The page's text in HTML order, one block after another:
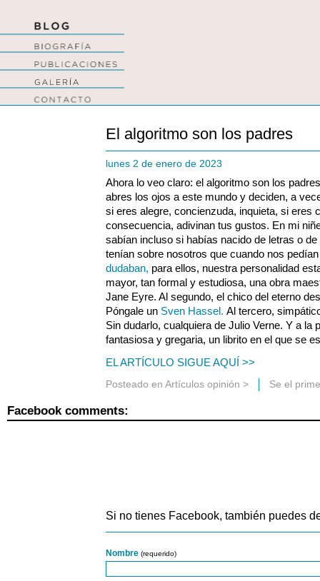
El algoritmo son los padres
lunes 2 de enero de 2023
Ahora lo veo claro: el algoritmo son los
abres los ojos a este mundo y deciden, a
si eres alegre, concienzuda, inquieta, si eres
consecuencia, adivinan tus gustos. En mi
sabían incluso si habías nacido de letras o
tenían sobre nosotros que cuando nos
dudaban, para ellos, nuestra personalidad
mayor, tan formal y estudiosa, una obra
Jane Eyre. Al segundo, el chico del eterno
Póngale un Sven Hassel. Al tercero,
Sin dudarlo, cualquiera de Julio Verne. Y a la
fantasiosa y gregaria, un librito en el que se
EL ARTÍCULO SIGUE AQUÍ >>
Posteado en Artículos opinión > Se el
Facebook comments:
Si no tienes Facebook, también puedes
Nombre (requerido)